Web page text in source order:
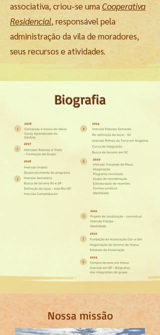
associativa, criou-se umaCooperativa
Residencial, responsável pela
administração da vila de moradores,
seus recursos e atividades.
Biografia
Nossa missão